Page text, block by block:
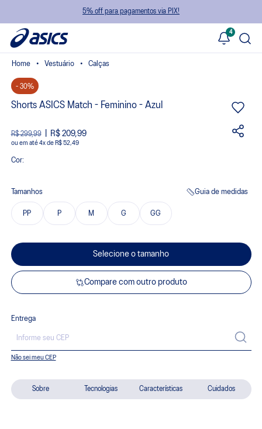
5% off para pagamentos via PIX!
4
Sobre Tecnologias Características Cuidados
Vestuário Calças
- 30%
Shorts ASICS Match - Feminino - Azul
R$ 299,99 R$ 209,99
ou 4xde R$ 52,49
Cor:
Tamanhos Guia de medidas
PP P M G GG
Selecione o tamanho
Compare com outro produto
Entrega
Não sei meu CEP